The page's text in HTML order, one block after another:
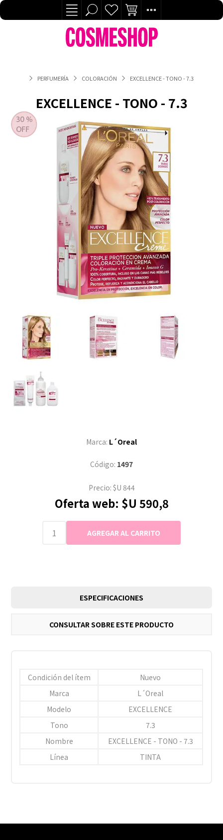
PERFUMERÍA COLORACIÓN EXCELLENCE - TONO - 7.3
EXCELLENCE - TONO - 7.3
Marca: L´Oreal
Código: 1497
Precio: $U 844
Oferta web: $U 590,8
ESPECIFICACIONES
CONSULTAR SOBRE ESTE PRODUCTO
Condición del ítem
Nuevo
Marca
L´Oreal
Modelo
EXCELLENCE
Tono
7.3
Nombre
EXCELLENCE - TONO - 7.3
Línea
TINTA